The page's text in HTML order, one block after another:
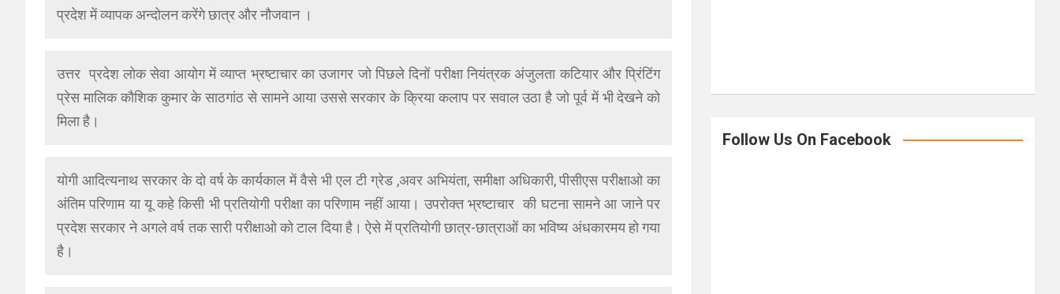
प्रदेश में व्यापक अन्दोलन करेंगे छात्र और नौजवान ।
उत्तर प्रदेश लोक सेवा आयोग में व्याप्त भ्रष्टाचार का उजागर जो पिछले दिनों परीक्षा नियंत्रक अंजुलता कटियार और प्रिंटिंग
प्रेस मालिक कौशिक कुमार के साठगांठ से सामने आया उससे सरकार के क्रिया कलाप पर सवाल उठा है जो पूर्व में भी देखने को
मिला है।
योगी आदित्यनाथ सरकार के दो वर्ष के कार्यकाल में वैसे भी एल टी ग्रेड ,अवर अभियंता, समीक्षा अधिकारी, पीसीएस परीक्षाओ का
अंतिम परिणाम या यू कहे किसी भी प्रतियोगी परीक्षा का परिणाम नहीं आया। उपरोक्त भ्रष्टाचार की घटना सामने आ जाने पर
प्रदेश सरकार ने अगले वर्ष तक सारी परीक्षाओ को टाल दिया है। ऐसे में प्रतियोगी छात्र-छात्राओं का भविष्य अंधकारमय हो गया
है।
Follow Us On Facebook